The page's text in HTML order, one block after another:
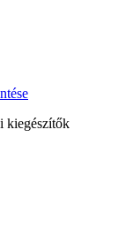
kiegészítők